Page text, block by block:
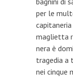
per le
maglietta
nera è
tragedia a
nei cinque